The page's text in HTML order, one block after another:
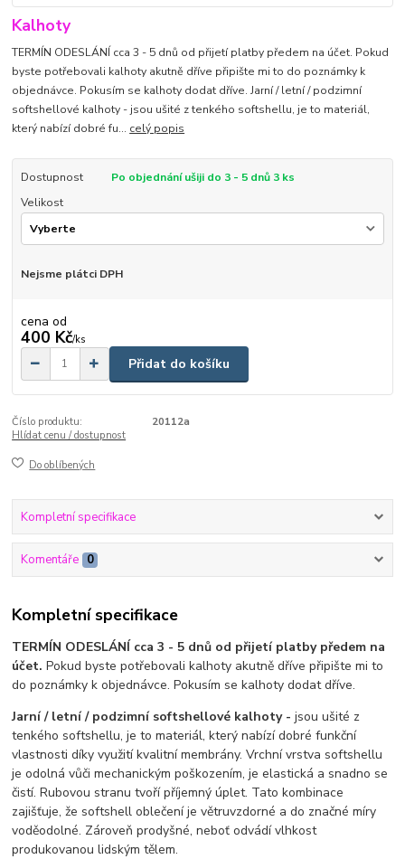
Kalhoty
TERMÍN ODESLÁNÍ cca 3 - 5 dnů od přijetí platby předem na účet. Pokud
byste potřebovali kalhoty akutně dříve připište mi to do poznámky k
objednávce. Pokusím se kalhoty dodat dříve. Jarní / letní / podzimní
softshellové kalhoty - jsou ušité z tenkého softshellu, je to materiál,
který nabízí dobré fu... celý popis
Dostupnost
Po objednání ušiji do 3 - 5 dnů 3 ks
Velikost
Nejsme plátci DPH
cena od
400 Kč/ks
Přidat do košíku
Číslo produktu:
20112a
Hlídat cenu / dostupnost
Do oblíbených
Kompletní specifikace
Komentáře 0
Kompletní specifikace
TERMÍN ODESLÁNÍ cca 3 - 5 dnů od přijetí platby předem na
účet.Pokud byste potřebovali kalhoty akutně dříve připište mi to
do poznámky k objednávce. Pokusím se kalhoty dodat dříve.
Jarní / letní / podzimní softshellové kalhoty -jsou ušité z
tenkého softshellu, je to materiál, který nabízí dobré funkční
vlastnosti díky využití kvalitní membrány. Vrchní vrstva softshellu
je odolná vůči mechanickým poškozením, je elastická a snadno se
čistí. Rubovou stranu tvoří příjemný úplet. Tato kombinace
zajišťuje, že softshell oblečení je větruvzdorné a do značné míry
voděodolné. Zároveň prodyšné, neboť odvádí vlhkost
produkovanou lidským tělem.